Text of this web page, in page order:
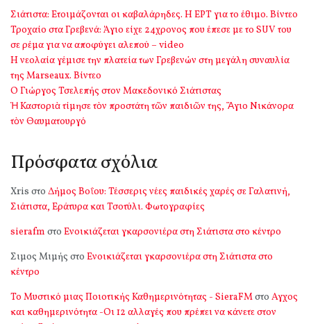
Σιάτιστα: Ετοιμάζονται οι καβαλάρηδες. Η ΕΡΤ για το έθιμο. Βίντεο
Τροχαίο στα Γρεβενά: Άγιο είχε 24χρονος που έπεσε με το SUV του
σε ρέμα για να αποφύγει αλεπού – video
Η νεολαία γέμισε την πλατεία των Γρεβενών στη μεγάλη συναυλία
της Marseaux. Βίντεο
Ο Γιώργος Τσελεπής στον Μακεδονικό Σιάτιστας
Ἡ Καστοριὰ τίμησε τὸν προστάτη τῶν παιδιῶν της, Ἅγιο Νικάνορα
τὸν Θαυματουργό
Πρόσφατα σχόλια
Xris στο Δήμος Βοΐου: Τέσσερις νέες παιδικές χαρές σε Γαλατινή,
Σιάτιστα, Εράτυρα και Τσοτύλι. Φωτογραφίες
sierafm στο Ενοικιάζεται γκαρσονιέρα στη Σιάτιστα στο κέντρο
Σιμος Μιμής στο Ενοικιάζεται γκαρσονιέρα στη Σιάτιστα στο
κέντρο
Το Μυστικό μιας Ποιοτικής Καθημερινότητας - SieraFMστο Αγχος
και καθημερινότητα -Οι 12 αλλαγές που πρέπει να κάνετε στον